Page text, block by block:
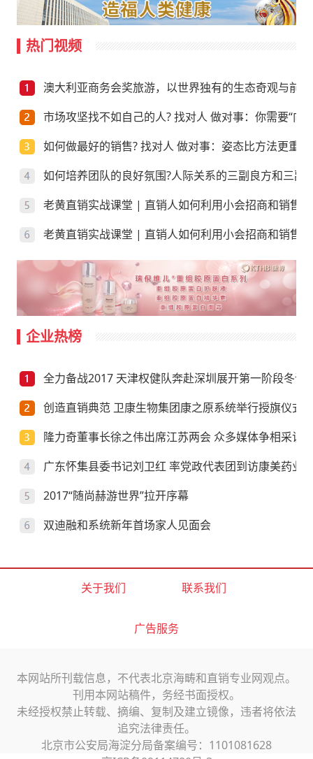
热门视频
澳大利亚商务会奖旅游，以世界独有的生态奇观与前
市场攻坚找不如自己的人? 找对人 做对事：你需要“向
如何做最好的销售? 找对人 做对事：姿态比方法更重要!
如何培养团队的良好氛围?人际关系的三副良方和三副
老黄直销实战课堂 | 直销人如何利用小会招商和销售
老黄直销实战课堂 | 直销人如何利用小会招商和销售
企业热榜
全力备战2017 天津权健队奔赴深圳展开第一阶段冬训
创造直销典范 卫康生物集团康之原系统举行授旗仪式
隆力奇董事长徐之伟出席江苏两会 众多媒体争相采访
广东怀集县委书记刘卫红 率党政代表团到访康美药业
2017“随尚赫游世界”拉开序幕
双迪融和系统新年首场家人见面会
关于我们 联系我们
广告服务
本网站所刊载信息，不代表北京海畴和直销专业网观点。
刊用本网站稿件，务经书面授权。
未经授权禁止转载、摘编、复制及建立镜像，违者将依法
追究法律责任。
北京市公安局海淀分局备案编号：1101081628